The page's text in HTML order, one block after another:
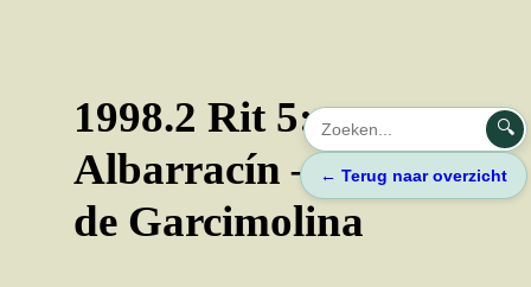
inhoud
1998.2 Rit 5:
Albarracín – Casas
de Garcimolina
🔍
← Terug naar overzicht